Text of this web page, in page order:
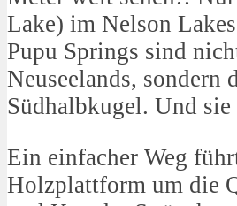
Lake) im Nelson
Pupu Springs sind
Neuseelands, sondern
Südhalbkugel. Und sie
Ein einfacher Weg
Holzplattform um die